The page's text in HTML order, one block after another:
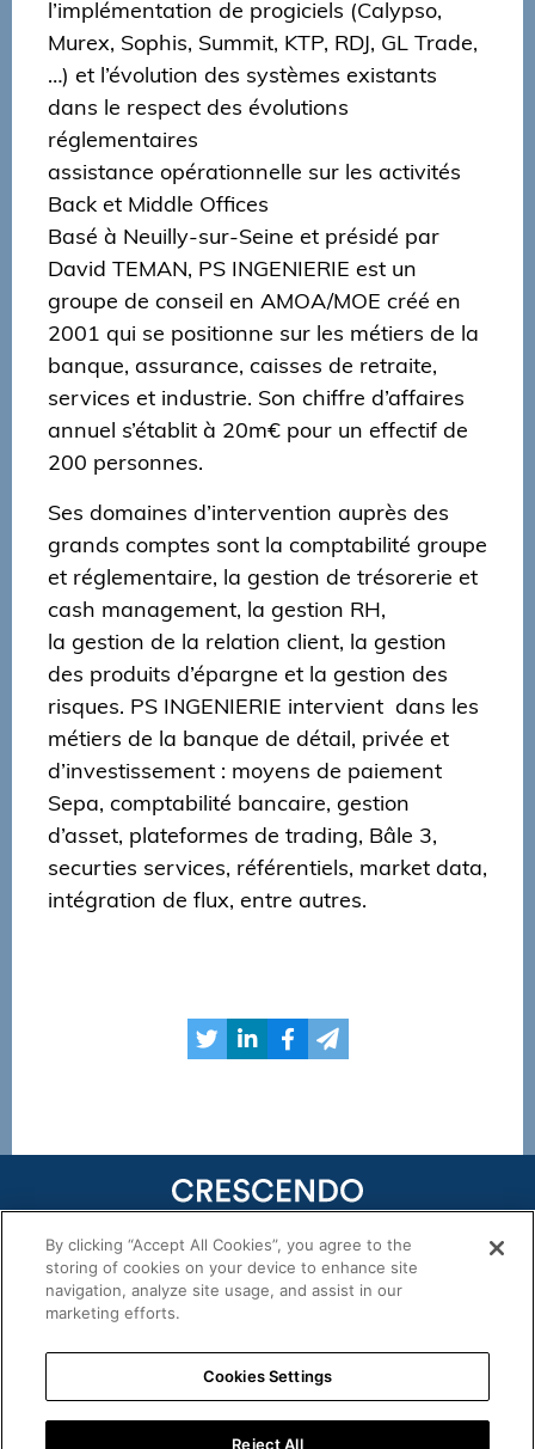
l’implémentation de progiciels (Calypso,
Murex, Sophis, Summit, KTP, RDJ, GL Trade,
…) et l’évolution des systèmes existants
dans le respect des évolutions
réglementaires
assistance opérationnelle sur les activités
Back et Middle Offices
Basé à Neuilly-sur-Seine et présidé par
David TEMAN, PS INGENIERIE est un
groupe de conseil en AMOA/MOE créé en
2001 qui se positionne sur les métiers de la
banque, assurance, caisses de retraite,
services et industrie. Son chiffre d’affaires
annuel s’établit à 20m€ pour un effectif de
200 personnes.
Ses domaines d’intervention auprès des
grands comptes sont la comptabilité groupe
et réglementaire, la gestion de trésorerie et
cash management, la gestion RH,
la gestion de la relation client, la gestion
des produits d’épargne et la gestion des
risques. PS INGENIERIE intervient dans les
métiers de la banque de détail, privée et
d’investissement : moyens de paiement
Sepa, comptabilité bancaire, gestion
d’asset, plateformes de trading, Bâle 3,
securties services, référentiels, market data,
intégration de flux, entre autres.
29, rue Marbeuf 75008 Paris
T. +33 (0)1 45 80 90 23
E.
ContactCarrière
By clicking “Accept All Cookies”, you agree to the
storing of cookies on your device to enhance site
navigation, analyze site usage, and assist in our
marketing efforts.
Cookies Settings
Reject All